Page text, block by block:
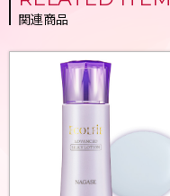
関連商品